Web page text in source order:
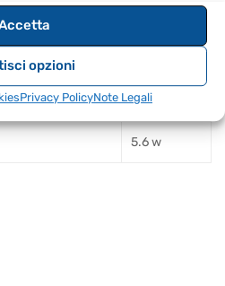
opzioni
Privacy PolicyNote Legali
12V. 4a
5.6 w